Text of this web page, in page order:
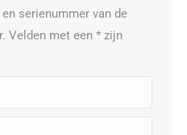
serienummer van de
Velden met een * zijn